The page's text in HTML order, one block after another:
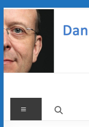
Zum
Inhalt
springen
Dan
Richter
Menü